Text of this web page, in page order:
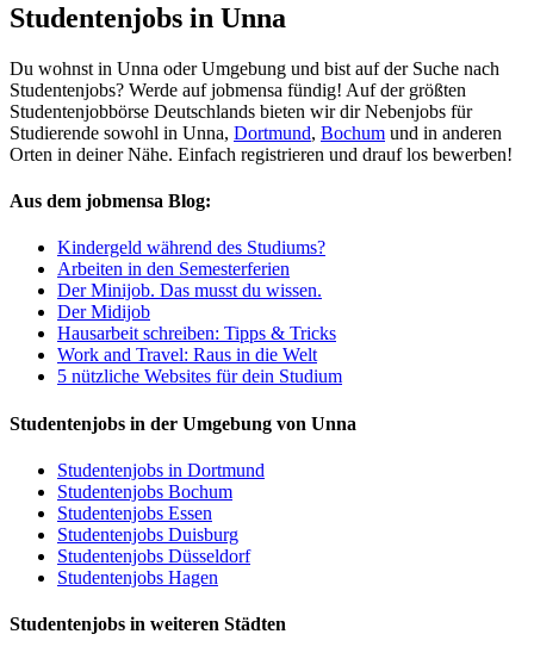
Studentenjobs in Unna
Du wohnst in Unna oder Umgebung und bist auf der Suche nach
Studentenjobs? Werde auf jobmensa fündig! Auf der größten
Studentenjobbörse Deutschlands bieten wir dir Nebenjobs für
Studierende sowohl in Unna, Dortmund, Bochum und in anderen
Orten in deiner Nähe. Einfach registrieren und drauf los bewerben!
Aus dem jobmensa Blog:
Kindergeld während des Studiums?
Arbeiten in den Semesterferien
Der Minijob. Das musst du wissen.
Der Midijob
Hausarbeit schreiben: Tipps & Tricks
Work and Travel: Raus in die Welt
5 nützliche Websites für dein Studium
Studentenjobs in der Umgebung von Unna
Studentenjobs in Dortmund
Studentenjobs Bochum
Studentenjobs Essen
Studentenjobs Duisburg
Studentenjobs Düsseldorf
Studentenjobs Hagen
Studentenjobs in weiteren Städten